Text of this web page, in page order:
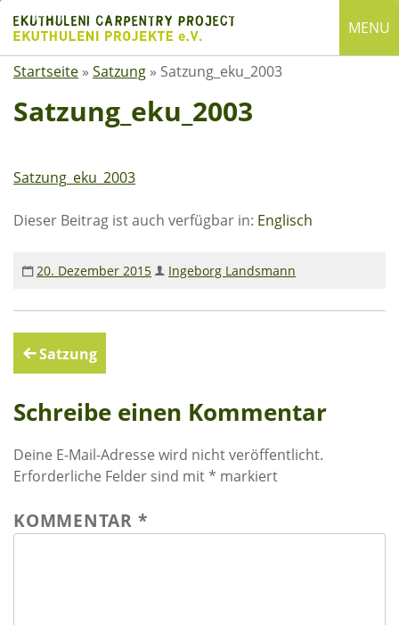
content
MENU
English
Suchen
Startseite
Satzung
Mitgliedschaft
Rechenschaftsberichte
Kontakt I Infos zum Download
Ausbildung in Ekuthuleni
Startseite » Satzung » Satzung_eku_2003
Satzung_eku_2003
Satzung_eku_2003
Dieser Beitrag ist auch verfügbar in: Englisch
20. Dezember 2015 Ingeborg Landsmann
Beitragsnavigation
Satzung
Schreibe einen Kommentar
Deine E-Mail-Adresse wird nicht veröffentlicht.
Erforderliche Felder sind mit* markiert
KOMMENTAR *